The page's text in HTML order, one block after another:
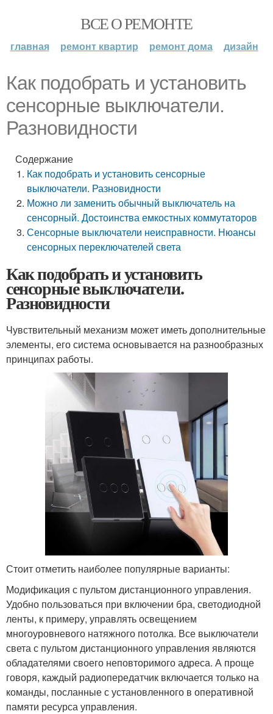
ВСЕ О РЕМОНТЕ
главная ремонт квартир ремонт дома дизайн
Как подобрать и установить
сенсорные выключатели.
Разновидности
Содержание
Как подобрать и установить сенсорные
выключатели. Разновидности
Можно ли заменить обычный выключатель на
сенсорный. Достоинства емкостных коммутаторов
Сенсорные выключатели неисправности. Нюансы
сенсорных переключателей света
Как подобрать и установить
сенсорные выключатели.
Разновидности
Чувствительный механизм может иметь дополнительные
элементы, его система основывается на разнообразных
принципах работы.
Стоит отметить наиболее популярные варианты:
Модификация с пультом дистанционного управления.
Удобно пользоваться при включении бра, светодиодной
ленты, к примеру, управлять освещением
многоуровневого натяжного потолка. Все выключатели
света с пультом дистанционного управления являются
обладателями своего неповторимого адреса. А проще
говоря, каждый радиопередатчик включается только на
команды, посланные с установленного в оперативной
памяти ресурса управления.